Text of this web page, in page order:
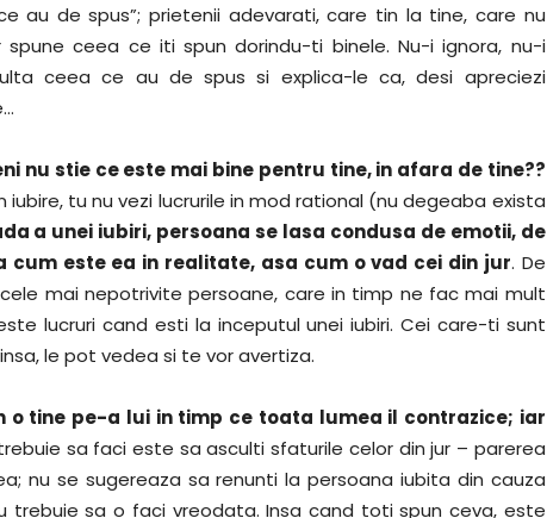
au de spus”; prietenii adevarati, care tin la tine, care nu
ceea ce iti spun dorindu-ti binele. Nu-i ignora, nu-i
ceea ce au de spus si explica-le ca, desi apreciezi
nu stie ce este mai bine pentru tine, in afara de tine??
iubire, tu nu vezi lucrurile in mod rational (nu degeaba exista
a unei iubiri, persoana se lasa condusa de emotii, de
cum este ea in realitate, asa cum o vad cei din jur. De
mai nepotrivite persoane, care in timp ne fac mai mult
lucruri cand esti la inceputul unei iubiri. Cei care-ti sunt
le pot vedea si te vor avertiza.
o tine pe-a lui in timp ce toata lumea il contrazice; iar
sa faci este sa asculti sfaturile celor din jur – parerea
nu se sugereaza sa renunti la persoana iubita din cauza
trebuie sa o faci vreodata. Insa cand toti spun ceva, este